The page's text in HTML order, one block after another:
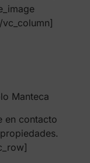
Manteca
en contacto